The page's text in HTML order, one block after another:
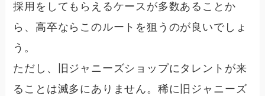
採用をしてもらえるケースが多数あることか
ら、高卒ならこのルートを狙うのが良いでしょ
う。
ただし、旧ジャニーズショップにタレントが来
ることは滅多にありません。稀に旧ジャニーズ